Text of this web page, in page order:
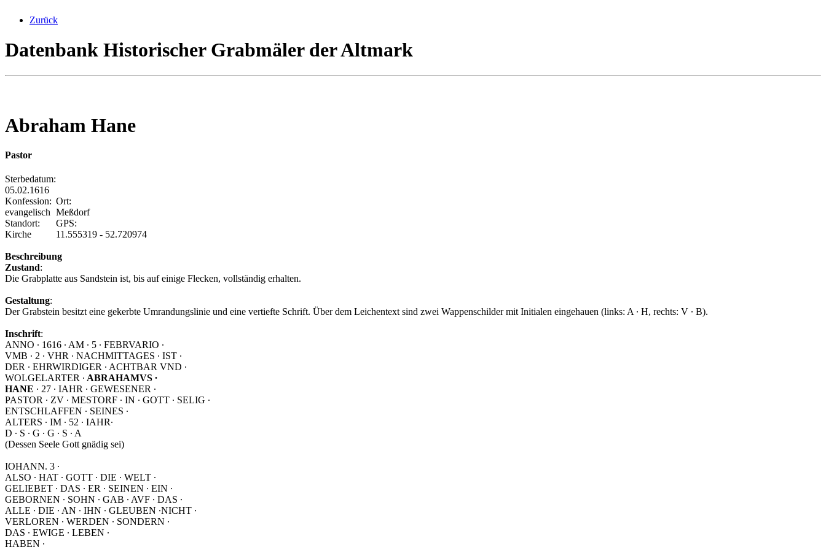
Datenbank Historischer Grabmäler der Altmark
Abraham Hane
Sterbedatum:
05.02.1616
Konfession:
evangelisch
Ort:
Meßdorf
Standort:
GPS:
Beschreibung
Zustand:
Gestaltung:
Inschrift :
ANNO ∙ 1616 ∙ AM ∙ 5 ∙ FEBRVARIO ∙
VMB ∙ 2 ∙ VHR ∙ NACHMITTAGES ∙ IST ∙
DER ∙ EHRWIRDIGER ∙ ACHTBAR VND ∙
WOLGELARTER ∙ ABRAHAMVS ∙
HANE∙ 27 ∙ IAHR ∙ GEWESENER ∙
PASTOR ∙ ZV ∙ MESTORF ∙ IN ∙ GOTT ∙ SELIG ∙
ENTSCHLAFFEN ∙ SEINES ∙
ALTERS ∙ IM ∙ 52 ∙ IAHR∙
D ∙ S ∙ G ∙ G ∙ S ∙ A
IOHANN. 3 ∙
ALSO ∙ HAT ∙ GOTT ∙ DIE ∙ WELT ∙
GELIEBET ∙ DAS ∙ ER ∙ SEINEN ∙ EIN ∙
GEBORNEN ∙ SOHN ∙ GAB ∙ AVF ∙ DAS ∙
ALLE ∙ DIE ∙ AN ∙ IHN ∙ GLEUBEN ∙NICHT ∙
VERLOREN ∙ WERDEN ∙ SONDERN ∙
DAS ∙ EWIGE ∙ LEBEN ∙